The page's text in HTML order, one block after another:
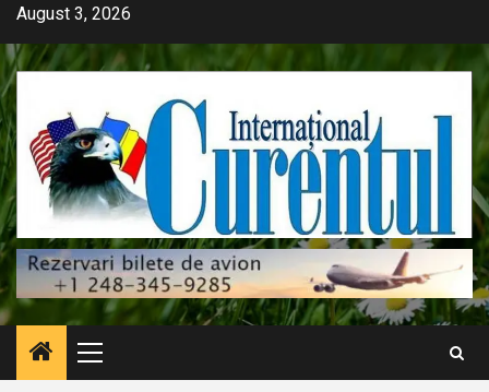
Skip
content
August 3, 2026
Primary
Menu